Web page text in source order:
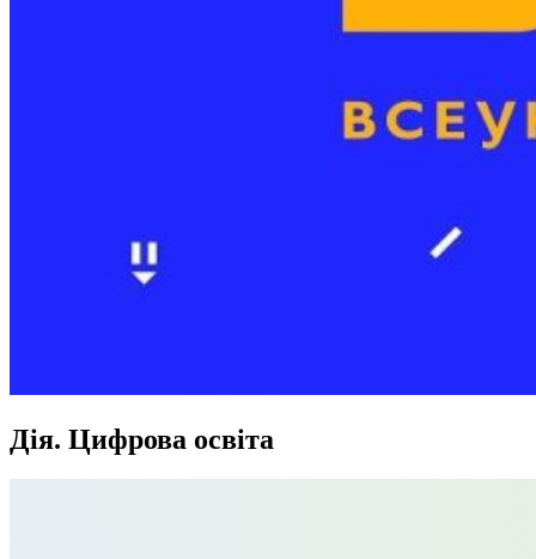
Дія. Цифрова освіта